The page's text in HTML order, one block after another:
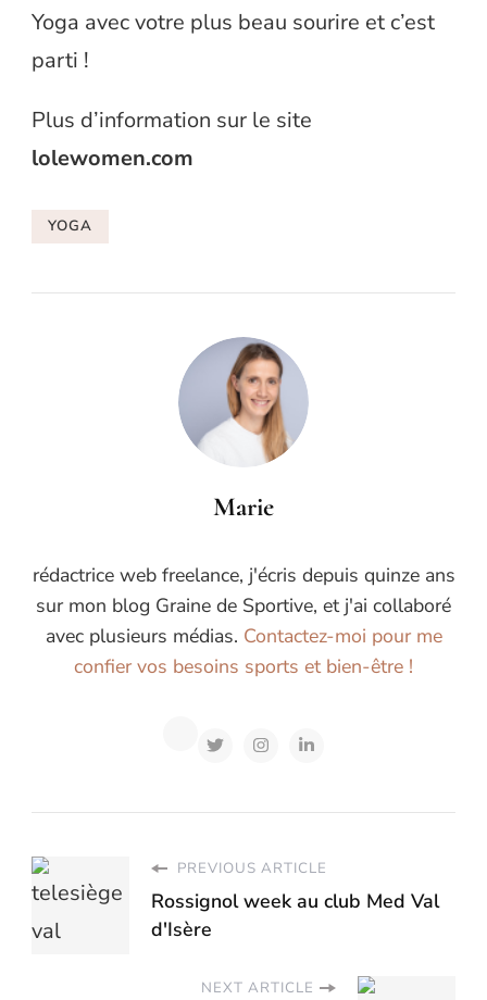
Yoga avec votre plus beau sourire et c’est
parti !
Plus d’information sur le site
lolewomen.com
YOGA
Marie
rédactrice web freelance, j'écris depuis quinze ans
sur mon blog Graine de Sportive, et j'ai collaboré
avec plusieurs médias. Contactez-moi pour me
confier vos besoins sports et bien-être !
PREVIOUS ARTICLE
Rossignol week au club Med Val
d'Isère
NEXT ARTICLE